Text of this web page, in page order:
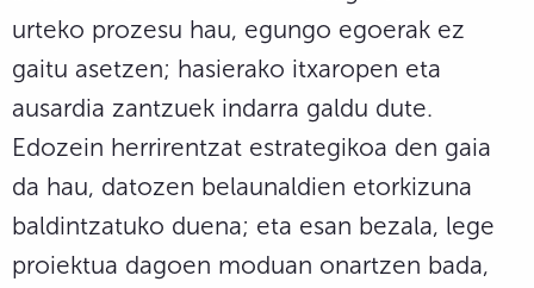
urteko prozesu hau, egungo egoerak ez
gaitu asetzen; hasierako itxaropen eta
ausardia zantzuek indarra galdu dute.
Edozein herrirentzat estrategikoa den gaia
da hau, datozen belaunaldien etorkizuna
baldintzatuko duena; eta esan bezala, lege
proiektua dagoen moduan onartzen bada,